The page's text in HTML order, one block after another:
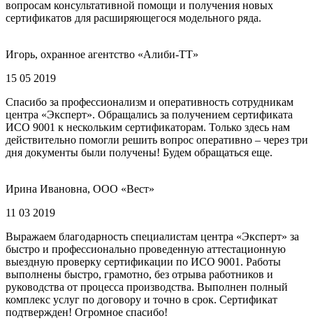
вопросам консультативной помощи и получения новых
сертификатов для расширяющегося модельного ряда.
Игорь, охранное агентство «Алиби-ТТ»
15 05 2019
Спасибо за профессионализм и оперативность сотрудникам
центра «Эксперт». Обращались за получением сертификата
ИСО 9001 к нескольким сертификаторам. Только здесь нам
действительно помогли решить вопрос оперативно – через три
дня документы были получены! Будем обращаться еще.
Ирина Ивановна, ООО «Вест»
11 03 2019
Выражаем благодарность специалистам центра «Эксперт» за
быстро и профессионально проведенную аттестационную
выездную проверку сертификации по ИСО 9001. Работы
выполнены быстро, грамотно, без отрыва работников и
руководства от процесса производства. Выполнен полный
комплекс услуг по договору и точно в срок. Сертификат
подтвержден! Огромное спасибо!